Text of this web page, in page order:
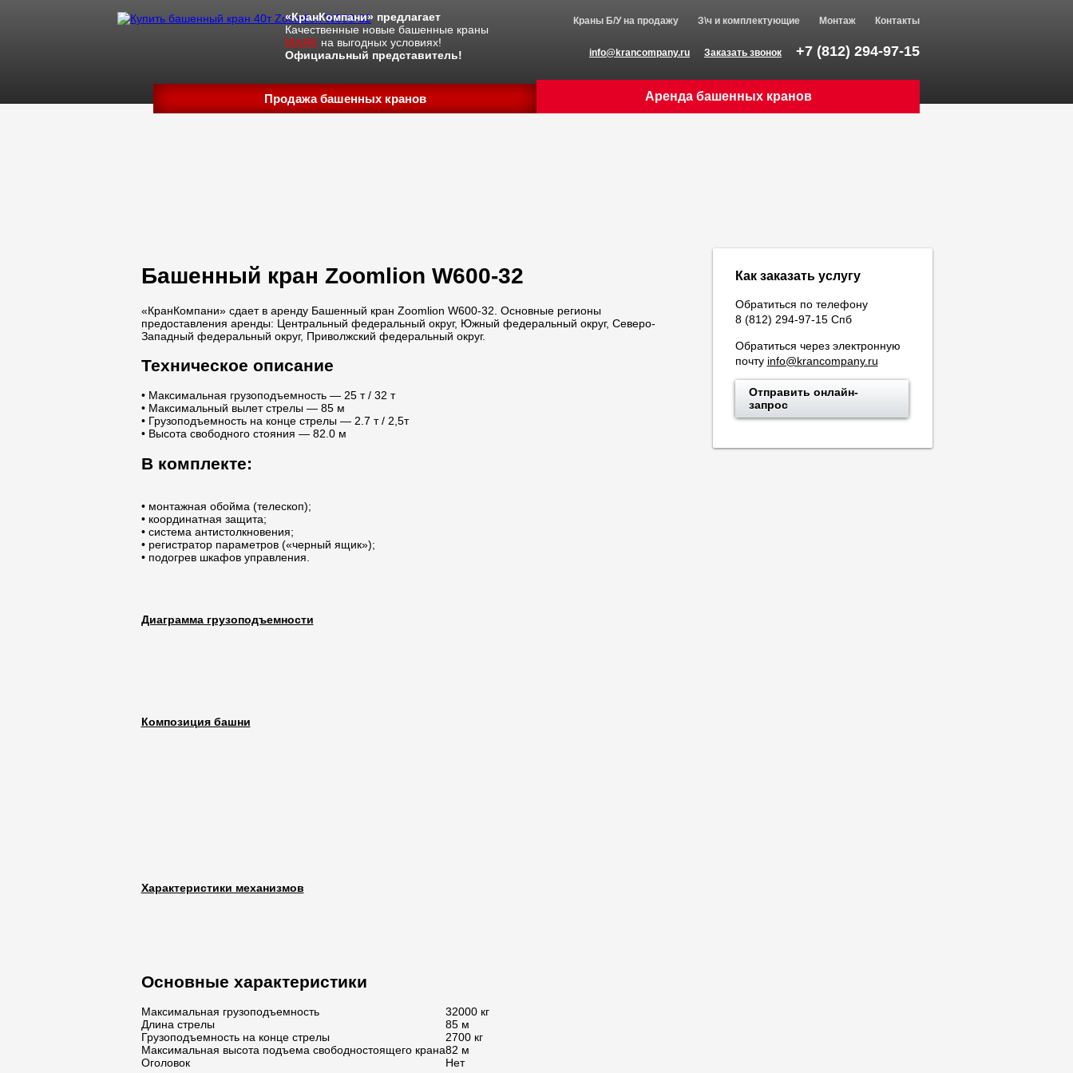
«КранКомпани» предлагает
Качественные новые башенные краны
МАЯК на выгодных условиях!
Официальный представитель!
Краны Б/У на продажу З\ч и комплектующие Монтаж Контакты
info@krancompany.ru Заказать звонок +7 (812) 294-97-15
Продажа башенных кранов Аренда башенных кранов
Башенный кран Zoomlion W600-32
«КранКомпани» сдает в аренду Башенный кран Zoomlion W600-32. Основные регионы
предоставления аренды: Центральный федеральный округ, Южный федеральный округ, Северо-
Западный федеральный округ, Приволжский федеральный округ.
Техническое описание
• Максимальная грузоподъемность — 25 т / 32 т
• Максимальный вылет стрелы — 85 м
• Грузоподъемность на конце стрелы — 2.7 т / 2,5т
• Высота свободного стояния — 82.0 м
В комплекте:
• монтажная обойма (телескоп);
• координатная защита;
• система антистолкновения;
• регистратор параметров («черный ящик»);
• подогрев шкафов управления.
Диаграмма грузоподъемности
Композиция башни
Характериcтики механизмов
Основные характеристики
Максимальная грузоподъемность
32000 кг
Длина стрелы
85 м
Грузоподъемность на конце стрелы
2700 кг
Максимальная высота подъема свободностоящего крана82 м
Оголовок
Нет
Как заказать услугу
Обратиться по телефону
8 (812) 294-97-15 Спб
Обратиться через электронную
почту info@krancompany.ru
Отправить онлайн-
запрос